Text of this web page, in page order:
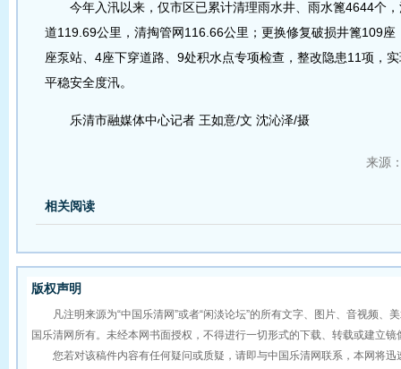
今年入汛以来，仅市区已累计清理雨水井、雨水篦4644个，
道119.69公里，清掏管网116.66公里；更换修复破损井篦109座
座泵站、4座下穿道路、9处积水点专项检查，整改隐患11项，
平稳安全度汛。
乐清市融媒体中心记者 王如意/文 沈沁泽/摄
来源
相关阅读
版权声明
凡注明来源为“中国乐清网”或者“闲淡论坛”的所有文字、图片、音视频、
国乐清网所有。未经本网书面授权，不得进行一切形式的下载、转载或建立镜
您若对该稿件内容有任何疑问或质疑，请即与中国乐清网联系，本网将迅